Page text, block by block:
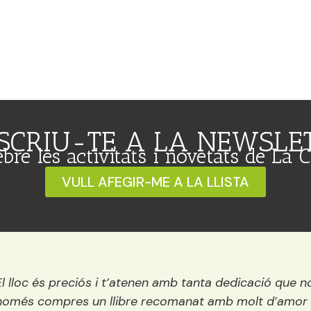
TE A LA
les activitats i novetats de La
VULL AFEGIR-ME A LA LLISTA
llibreria preciosa situada vora el riu. És petita,
i conté els millors llibres del mercat per a